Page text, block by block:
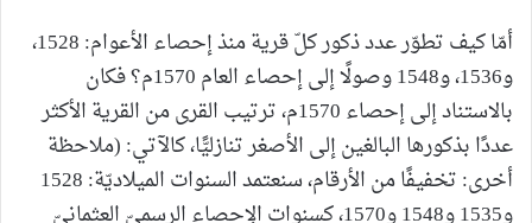
أمّا كيف تطوّر عدد ذكور كلّ قرية منذ إحصاء الأعوام: 1528،
و1536، و1548 وصولًا إلى إحصاء العام 1570م؟ فكان
بالاستناد إلى إحصاء 1570م، ترتيب القرى من القرية الأكثر
عددًا بذكورها البالغين إلى الأصغر تنازليًّا، كالآتي: (ملاحظة
أخرى: تخفيفًا من الأرقام، سنعتمد السنوات الميلاديّة: 1528
و1535 و1548 و1570، كسنوات الإحصاء الرسميّ العثمانيّ